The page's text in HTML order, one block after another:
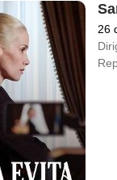
26